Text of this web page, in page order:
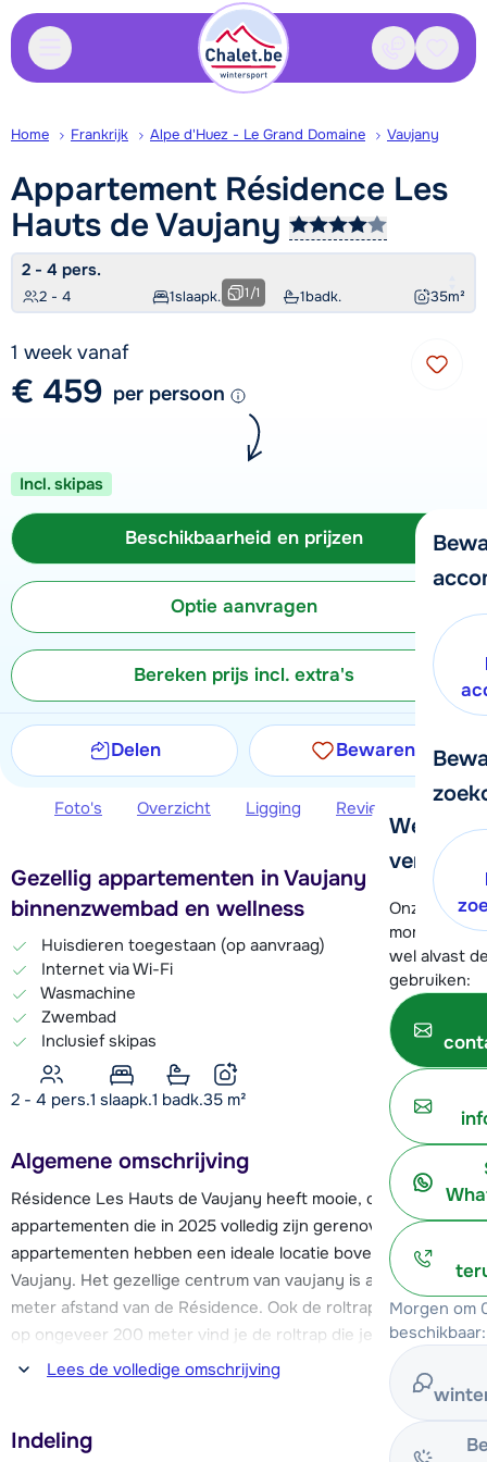
Contact
We
verder!
Onze
moment
wel alvast
gebruiken:
Morgen om
beschikbaar:
Home Frankrijk Alpe d'Huez - Le Grand Domaine Vaujany
Appartement Résidence Les
Hauts deVaujany
2 - 4 pers.
2 - 4 1slaapk. 1badk. 35m²
1/1
1 week vanaf
€ 459 per persoon
Incl. skipas
Beschikbaarheid en prijzen
Optie aanvragen
Bereken prijs incl. extra's
Delen Bewaren
Foto's Overzicht Ligging Reviews
Gezellig appartementen in Vaujany met
binnenzwembad en wellness
Huisdieren toegestaan (op aanvraag)
Internet via Wi-Fi
Wasmachine
Zwembad
Inclusief skipas
2 - 4 pers.1 slaapk.1 badk.35 m²
Algemene omschrijving
Résidence Les Hauts de Vaujany heeft mooie, chalet-
appartementen die in 2025 volledig zijn gerenoveerd. De
appartementen hebben een ideale locatie bovenin het dorp
Vaujany. Het gezellige centrum van vaujany is al op ca. 150
meter afstand van de Résidence. Ook de roltrap is dichtbij,
op ongeveer 200 meter vind je de roltrap die je via enkele
andere roltrappen moeiteloos naar beneden leidt, direct
naar de cabine liften. Stap in één van de cabine-liften en laat
spectaculaire skigebied. Vaujany behoort tot het skigebied
Lees de volledige omschrijving
Indeling